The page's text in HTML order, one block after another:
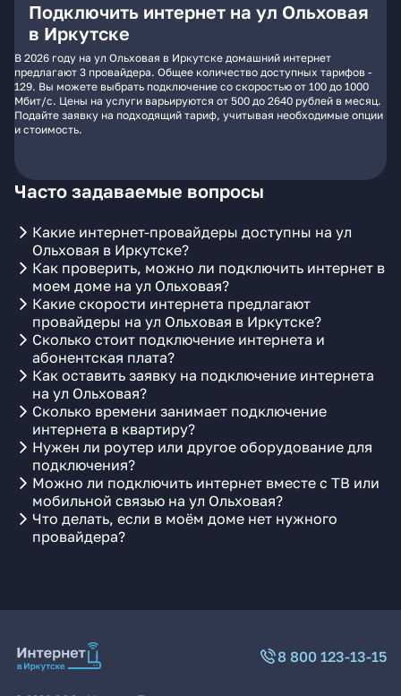
Подключить интернет на ул Ольховая
в Иркутске
В 2026 году на ул Ольховая в Иркутске домашний интернет
предлагают 3 провайдера. Общее количество доступных тарифов -
129. Вы можете выбрать подключение со скоростью от 100 до 1000
Мбит/с. Цены на услуги варьируются от 500 до 2640 рублей в месяц.
Подайте заявку на подходящий тариф, учитывая необходимые опции
и стоимость.
Часто задаваемые вопросы
Какие интернет-провайдеры доступны на ул
Ольховая в Иркутске?
Как проверить, можно ли подключить интернет в
моем доме на ул Ольховая?
Какие скорости интернета предлагают
провайдеры на ул Ольховая в Иркутске?
Сколько стоит подключение интернета и
абонентская плата?
Как оставить заявку на подключение интернета
на ул Ольховая?
Сколько времени занимает подключение
интернета в квартиру?
Нужен ли роутер или другое оборудование для
подключения?
Можно ли подключить интернет вместе с ТВ или
мобильной связью на ул Ольховая?
Что делать, если в моём доме нет нужного
провайдера?
8 800 123-13-15